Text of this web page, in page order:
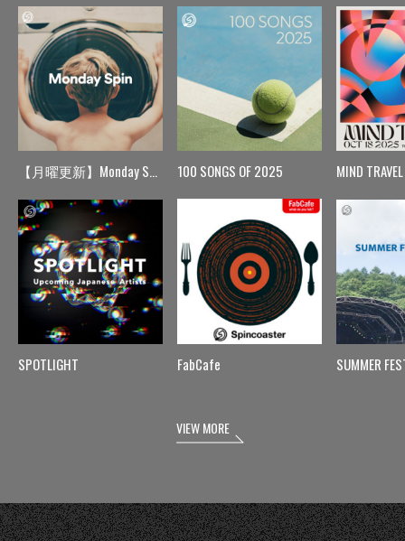
【月曜更新】Monday Spin
SPOTLIGHT
100 SONGS OF 2025
FabCafe
MIND TRAVEL
SUMMER
VIEW MORE